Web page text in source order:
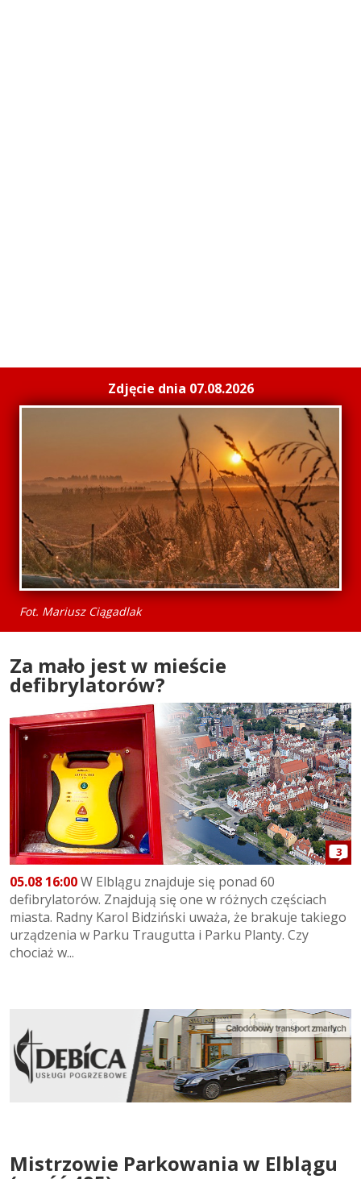
Zdjęcie dnia 07.08.2026
Fot. Mariusz Ciągadlak
Za mało jest w mieście
defibrylatorów?
3
05.08 16:00W Elblągu znajduje się ponad 60
defibrylatorów. Znajdują się one w różnych częściach
miasta. Radny Karol Bidziński uważa, że brakuje takiego
urządzenia w Parku Traugutta i Parku Planty. Czy
chociaż w...
Mistrzowie Parkowania w Elblągu